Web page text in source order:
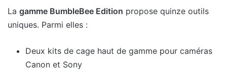
La gamme BumbleBee Edition propose quinze outils
uniques. Parmi elles :
Deux kits de cage haut de gamme pour caméras
Canon et Sony